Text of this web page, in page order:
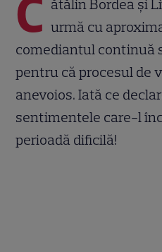
C ătălin Bordea și
urmă cu
comediantul continuă
pentru că procesul de
anevoios. Iată ce
sentimentele care-l
perioadă dificilă!